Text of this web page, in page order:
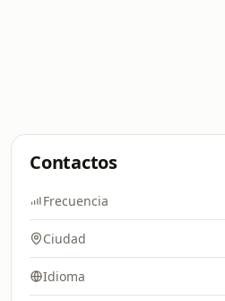
Contactos
Frecuencia
Ciudad
Idioma